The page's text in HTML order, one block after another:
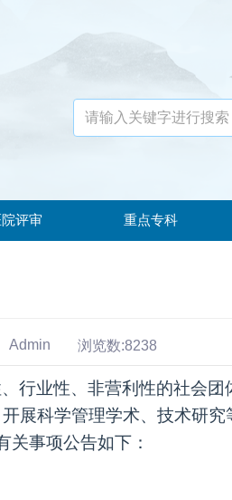
院评审 重点专科
Admin 浏览数:8238
行业性、非营利性的社会
展科学管理学术、技术研
关事项公告如下：